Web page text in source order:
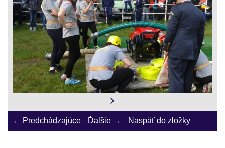
← Predchádzajúce Ďalšie → Naspäť do zložky